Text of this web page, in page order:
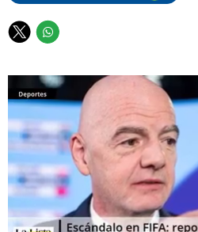
T
i
t
t
e
r
W
a
t
s
a
p
p